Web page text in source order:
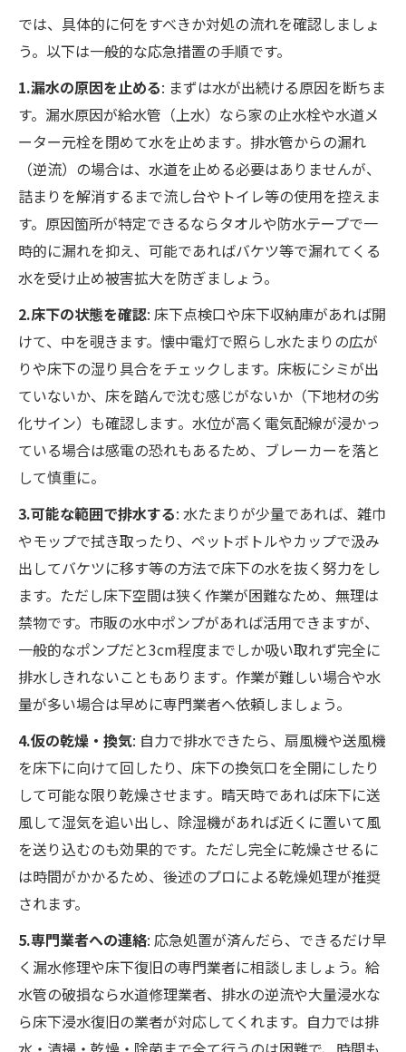
では、具体的に何をすべきか対処の流れを確認しましょ
う。以下は一般的な応急措置の手順です。
1.漏水の原因を止める: まずは水が出続ける原因を断ちま
す。漏水原因が給水管（上水）なら家の止水栓や水道メ
ーター元栓を閉めて水を止めます​。排水管からの漏れ
（逆流）の場合は、水道を止める必要はありませんが、
詰まりを解消するまで流し台やトイレ等の使用を控えま
す。原因箇所が特定できるならタオルや防水テープで一
時的に漏れを抑え、可能であればバケツ等で漏れてくる
水を受け止め被害拡大を防ぎましょう。
2.床下の状態を確認: 床下点検口や床下収納庫があれば開
けて、中を覗きます。懐中電灯で照らし水たまりの広が
りや床下の湿り具合をチェックします。床板にシミが出
ていないか、床を踏んで沈む感じがないか（下地材の劣
化サイン）も確認します​。水位が高く電気配線が浸かっ
ている場合は感電の恐れもあるため、ブレーカーを落と
して慎重に。
3.可能な範囲で排水する: 水たまりが少量であれば、雑巾
やモップで拭き取ったり、ペットボトルやカップで汲み
出してバケツに移す等の方法で床下の水を抜く努力をし
ます。ただし床下空間は狭く作業が困難なため、無理は
禁物です。市販の水中ポンプがあれば活用できますが、
一般的なポンプだと3cm程度までしか吸い取れず完全に
排水しきれないこともあります​。作業が難しい場合や水
量が多い場合は早めに専門業者へ依頼しましょう。
4.仮の乾燥・換気: 自力で排水できたら、扇風機や送風機
を床下に向けて回したり、床下の換気口を全開にしたり
して可能な限り乾燥させます​。晴天時であれば床下に送
風して湿気を追い出し、除湿機があれば近くに置いて風
を送り込むのも効果的です。ただし完全に乾燥させるに
は時間がかかるため、後述のプロによる乾燥処理が推奨
されます。
5.専門業者への連絡: 応急処置が済んだら、できるだけ早
く漏水修理や床下復旧の専門業者に相談しましょう。給
水管の破損なら水道修理業者、排水の逆流や大量浸水な
ら床下浸水復旧の業者が対応してくれます。自力では排